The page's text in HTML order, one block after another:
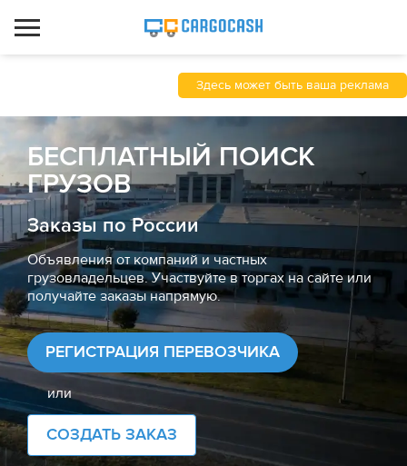
Здесь может быть ваша реклама
БЕСПЛАТНЫЙ ПОИСК
ГРУЗОВ
Заказы по России
Объявления от компаний и частных
грузовладельцев. Участвуйте в торгах на сайте или
получайте заказы напрямую.
РЕГИСТРАЦИЯ ПЕРЕВОЗЧИКА
или
СОЗДАТЬ ЗАКАЗ